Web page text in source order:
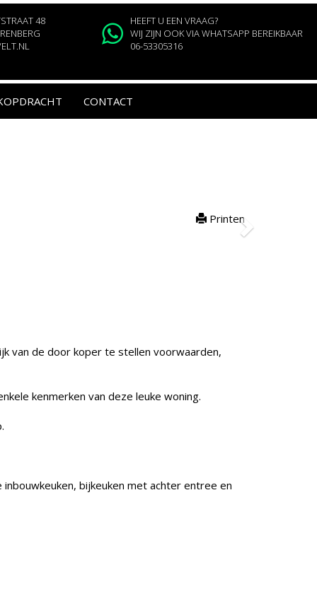
48
HEEFT U EEN VRAAG?
WIJ ZIJN OOK VIA WHATSAPP BEREIKBAAR
06-53305316
CONTACT
Printen
van de door koper te stellen voorwaarden,
kenmerken van deze leuke woning.
bijkeuken met achter entree en